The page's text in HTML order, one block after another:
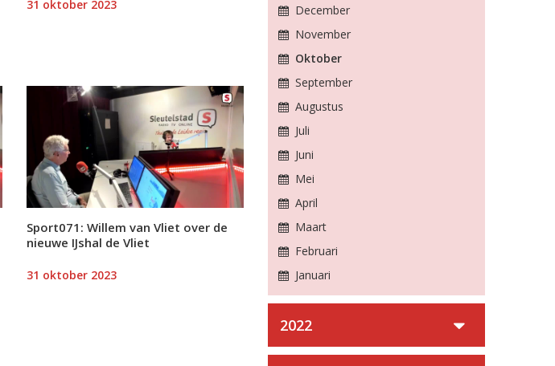
31 oktober 2023
Sport071: Willem van Vliet over de
nieuwe IJshal de Vliet
31 oktober 2023
December
November
Oktober
September
Augustus
Juli
Juni
Mei
April
Maart
Februari
Januari
2022